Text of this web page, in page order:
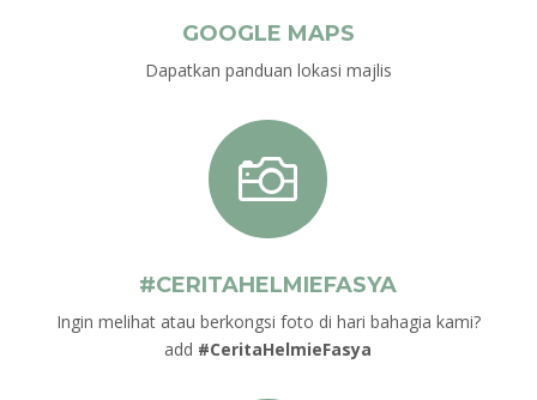
GOOGLE MAPS
Dapatkan panduan lokasi majlis

#CERITAHELMIEFASYA
Ingin melihat atau berkongsi foto di hari bahagia kami?
add #CeritaHelmieFasya